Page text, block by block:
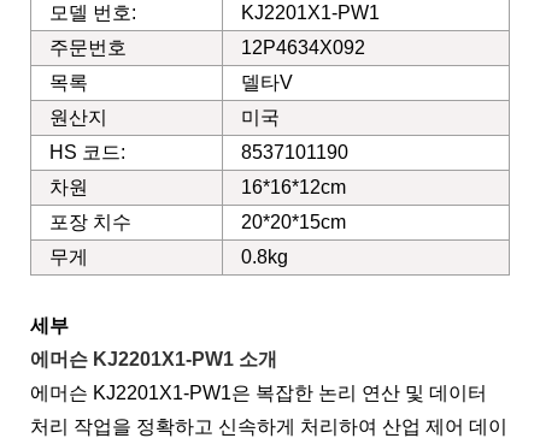
모델 번호:
KJ2201X1-PW1
주문번호
12P4634X092
목록
델타V
원산지
미국
HS 코드:
8537101190
차원
16*16*12cm
포장 치수
20*20*15cm
무게
0.8kg
세부
에머슨 KJ2201X1-PW1 소개
에머슨 KJ2201X1-PW1은 복잡한 논리 연산 및 데이터
처리 작업을 정확하고 신속하게 처리하여 산업 제어 데이